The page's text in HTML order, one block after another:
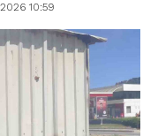
10:59